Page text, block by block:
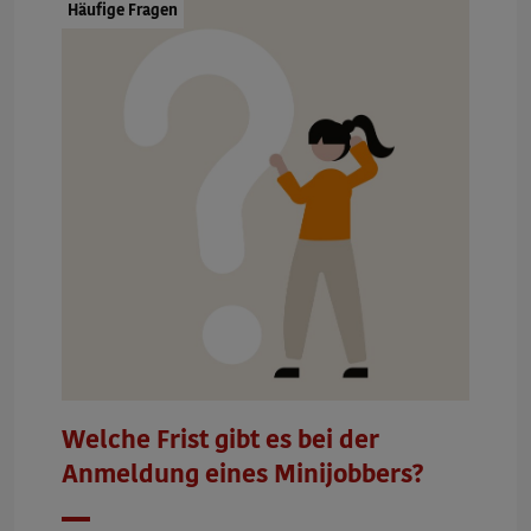
Dokumenttyp:
Häufige Fragen
Welche Frist gibt es bei der
Anmeldung eines Minijobbers?